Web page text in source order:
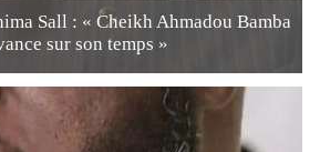
Sall : « Cheikh Ahmadou Bamba
sur son temps »